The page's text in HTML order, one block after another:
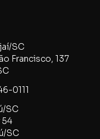
SC
Francisco, 137
0111
SC
54
SC